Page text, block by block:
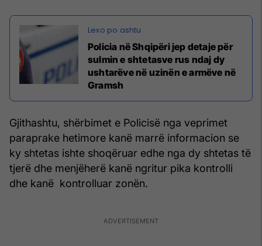
Policia në Shqipëri jep detaje për
sulmin e shtetasve rus ndaj dy
ushtarëve në uzinën e armëve në
Gramsh
Gjithashtu, shërbimet e Policisë nga veprimet
paraprake hetimore kanë marrë informacion se
ky shtetas ishte shoqëruar edhe nga dy shtetas të
tjerë dhe menjëherë kanë ngritur pika kontrolli
dhe kanë kontrolluar zonën.